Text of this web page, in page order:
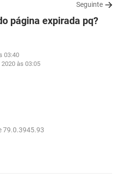
GMAIL
WHATSAPP
EXCEL
FACEBOOK
Seguinte
página expirada pq?
03:40
2020 às 03:05
79.0.3945.93